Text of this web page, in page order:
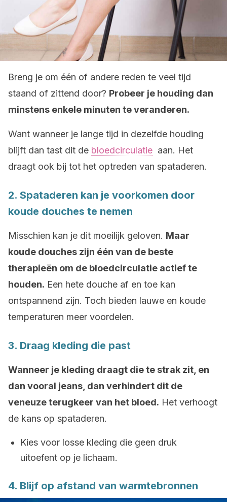
Breng je om één of andere reden te veel tijd
staand of zittend door? Probeer je houding dan
minstens enkele minuten te veranderen.
Want wanneer je lange tijd in dezelfde houding
blijft dan tast dit de bloedcirculatie aan. Het
draagt ook bij tot het optreden van spataderen.
2. Spataderen kan je voorkomen door
koude douches te nemen
Misschien kan je dit moeilijk geloven. Maar
koude douches zijn één van de beste
therapieën om de bloedcirculatie actief te
houden. Een hete douche af en toe kan
ontspannend zijn. Toch bieden lauwe en koude
temperaturen meer voordelen.
3. Draag kleding die past
Wanneer je kleding draagt die te strak zit, en
dan vooral jeans, dan verhindert dit de
veneuze terugkeer van het bloed. Het verhoogt
de kans op spataderen.
Kies voor losse kleding die geen druk
uitoefent op je lichaam.
4. Blijf op afstand van warmtebronnen